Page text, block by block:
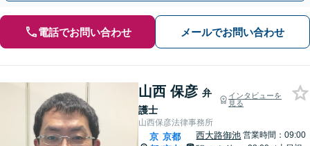
電話でお問い合わせ メールでお問い合わせ
山西 保彦 弁
護士
インタビューを
見る
山西保彦法律事務所
京 京都
西大路御池 営業時間：09:00